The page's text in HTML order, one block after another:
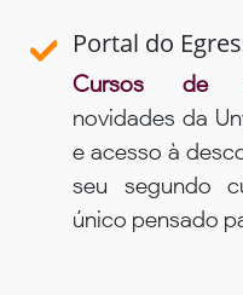
Portal do
Cursos de
novidades da
e acesso à
seu segundo
único pensado